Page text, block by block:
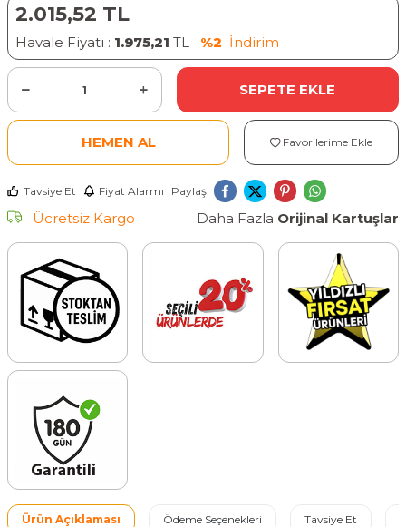
2.015,52 TL
Havale Fiyatı : 1.975,21 TL %2 İndirim
SEPETE EKLE
HEMEN AL Favorilerime Ekle
Tavsiye Et Fiyat Alarmı Paylaş
Ücretsiz Kargo Daha Fazla Orijinal Kartuşlar
Ürün Açıklaması Ödeme Seçenekleri Tavsiye Et